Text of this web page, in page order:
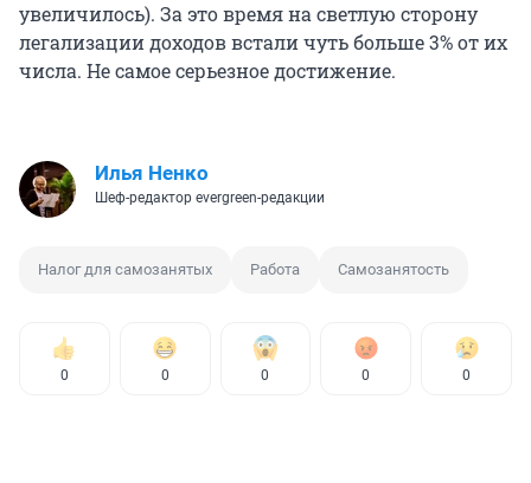
увеличилось). За это время на светлую сторону
легализации доходов встали чуть больше 3% от их
числа. Не самое серьезное достижение.
Илья Ненко
Шеф-редактор evergreen-редакции
Налог для самозанятых Работа Самозанятость
0 0 0 0 0